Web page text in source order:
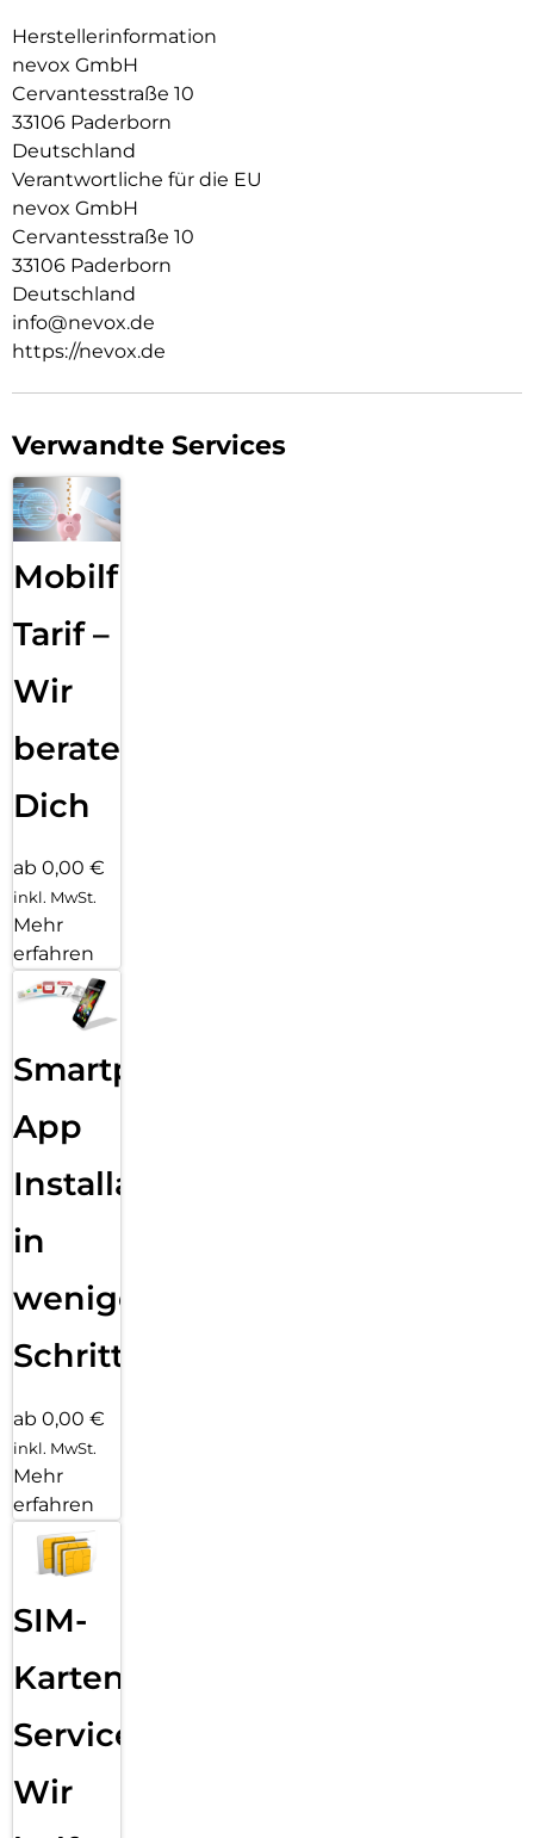
verwendet, dadurch wird ein zerkratzen des Smartphones
verhindert.
Die Anschlüsse, Knöpfe und Kamera bleiben voll zugänglich.
Hochwertiges Schmutzabweisendes Silikon Material.
Herstellerinformation
nevox GmbH
Cervantesstraße 10
33106 Paderborn
Deutschland
Verantwortliche für die EU
nevox GmbH
Cervantesstraße 10
33106 Paderborn
Deutschland
info@nevox.de
https://nevox.de
Verwandte Services
Mobilfunk
Tarif –
Wir
beraten
Dich
ab 0,00 €
inkl. MwSt.
Mehr
erfahren
Smartphone
App
Installation
in
wenigen
Schritten
ab 0,00 €
inkl. MwSt.
Mehr
erfahren
SIM-
Karten
Service:
Wir